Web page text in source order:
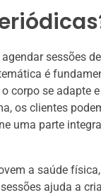
sessões
é
corpo se adapte
os clientes
uma parte
a saúde
ajuda a